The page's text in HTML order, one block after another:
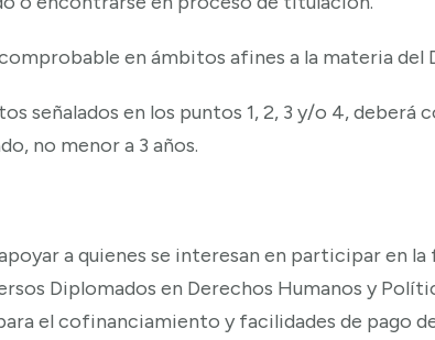
en ámbitos afines a la materia del
señalados en los puntos 1, 2, 3 y/o 4, deberá
no menor a 3 años.
a quienes se interesan en participar en
Diplomados en Derechos Humanos y
el cofinanciamiento y facilidades de pago